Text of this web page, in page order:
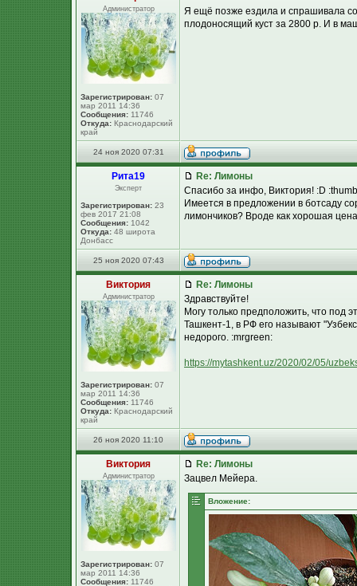
Администратор
Зарегистрирован: 07
мар 2011 14:36
Сообщения: 11746
Откуда: Краснодарский
край
Я ещё позже ездила и спрашивала
плодоносящий куст за 2800 р. И в
24 ноя 2020 07:31
Рита19
Эксперт
Зарегистрирован: 23
фев 2017 21:08
Сообщения: 1042
Откуда: 48 широта
Донбасс
Re: Лимоны
Спасибо за инфо, Виктория! :D
Имеется в предложении в ботсаду
лимончиков? Вроде как хорошая
25 ноя 2020 07:43
Виктория
Администратор
Зарегистрирован: 07
мар 2011 14:36
Сообщения: 11746
Откуда: Краснодарский
край
Re: Лимоны
Здравствуйте!
Могу только предположить, что под
Ташкент-1, в РФ его называют
недорого. :mrgreen:
https://mytashkent.uz/2020/02/05/
26 ноя 2020 11:10
Виктория
Администратор
Зарегистрирован: 07
мар 2011 14:36
Сообщения: 11746
Re: Лимоны
Зацвел Мейера.
Вложение: